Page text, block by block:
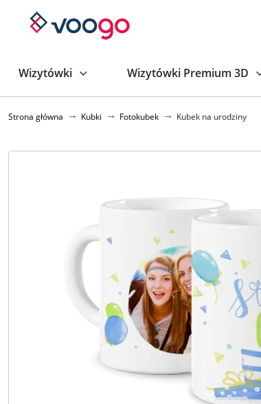
Wizytówki Wizytówki Premium 3D
Strona główna Kubki Fotokubek Kubek na urodziny